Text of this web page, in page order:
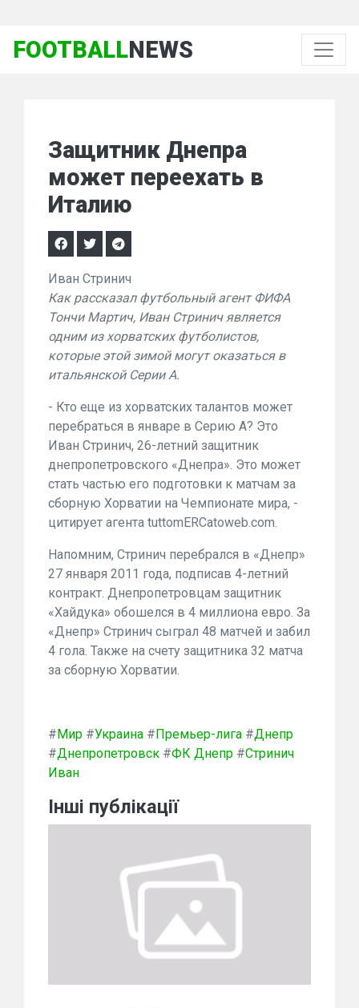
FOOTBALLNEWS
Защитник Днепра
может переехать в
Италию
Иван Стринич
Как рассказал футбольный агент ФИФА
Тончи Мартич, Иван Стринич является
одним из хорватских футболистов,
которые этой зимой могут оказаться в
итальянской Серии А.
- Кто еще из хорватских талантов может
перебраться в январе в Серию А? Это
Иван Стринич, 26-летний защитник
днепропетровского «Днепра». Это может
стать частью его подготовки к матчам за
сборную Хорватии на Чемпионате мира, -
цитирует агента tuttomERCatoweb.com.
Напомним, Стринич перебрался в «Днепр»
27 января 2011 года, подписав 4-летний
контракт. Днепропетровцам защитник
«Хайдука» обошелся в 4 миллиона евро. За
«Днепр» Стринич сыграл 48 матчей и забил
4 гола. Также на счету защитника 32 матча
за сборную Хорватии.
#Мир #Украина #Премьер-лига #Днепр
#Днепропетровск #ФК Днепр #Стринич
Иван
Інші публікації